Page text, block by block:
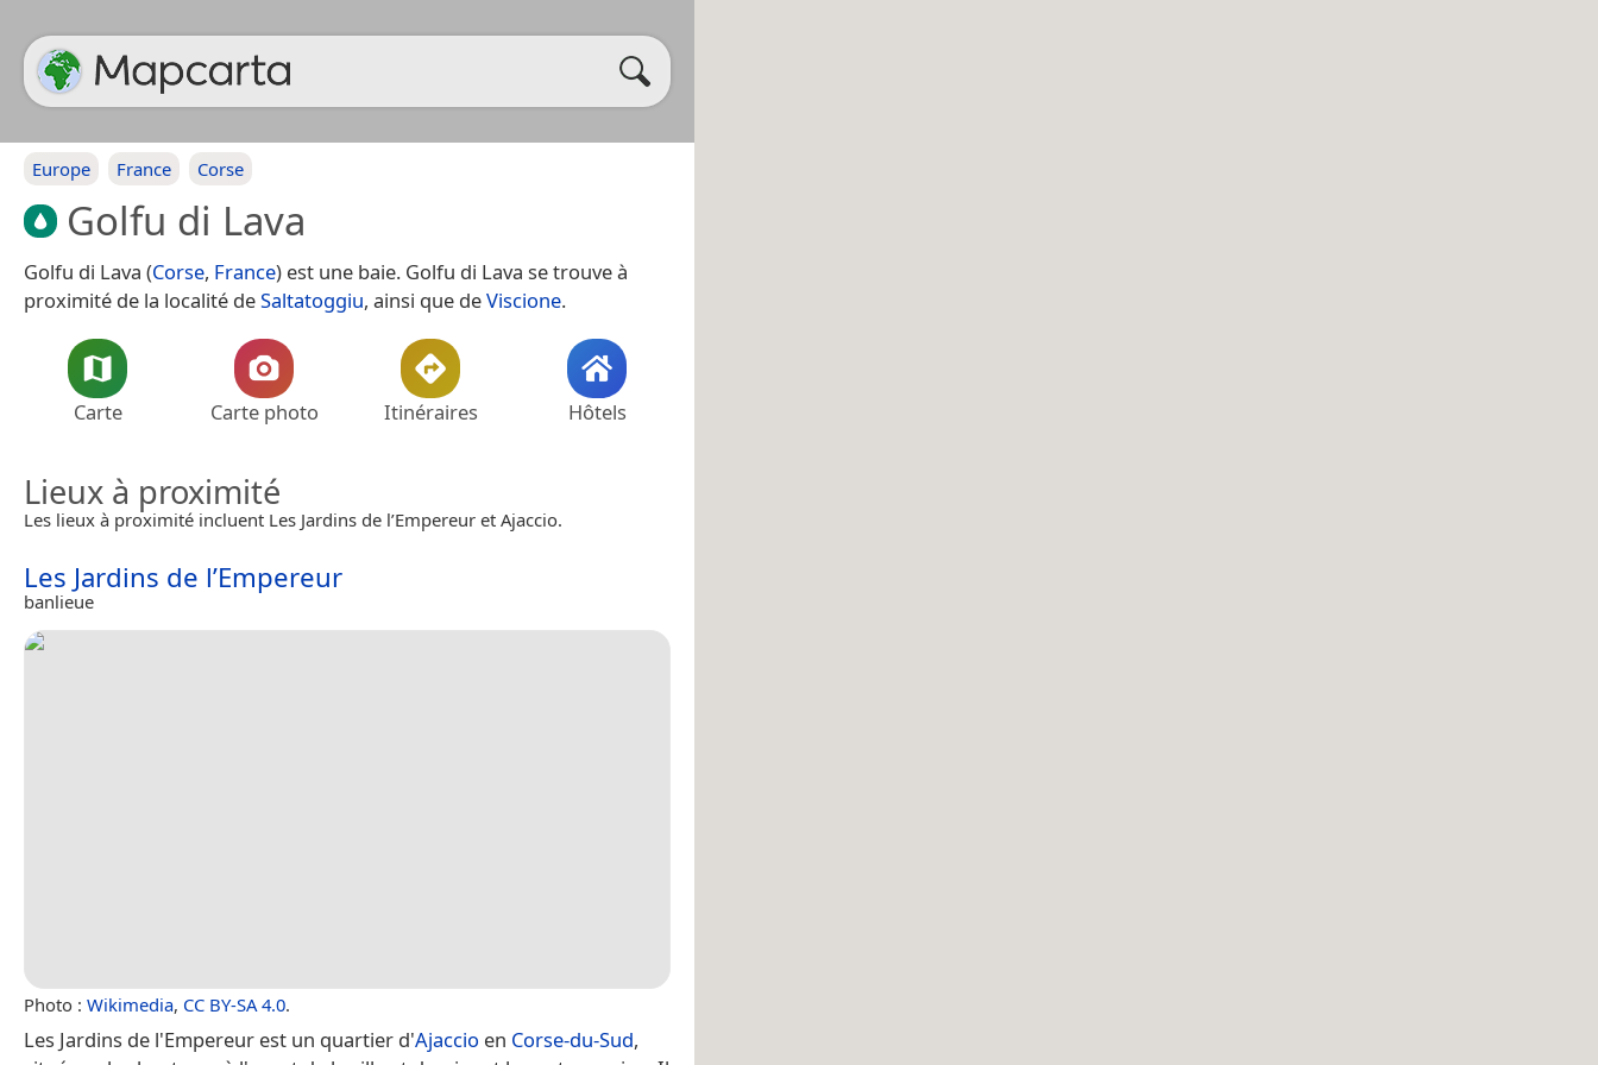
Europe France Corse
Golfu di Lava
Golfu di Lava (Corse, France) est une baie. Golfu di Lava se trouve à
proximité de la localité deSaltatoggiu, ainsi que deViscione.
Carte Carte photo Itinéraires Hôtels
Lieux à proximité
Les lieux à proximité incluent Les Jardins de l’Empereur et Ajaccio.
Les Jardins de l’Empereur
banlieue
Photo : Wikimedia, CC BY-SA 4.0.
Les Jardins de l'Empereur est un quartier d'Ajaccio en Corse-du-Sud,